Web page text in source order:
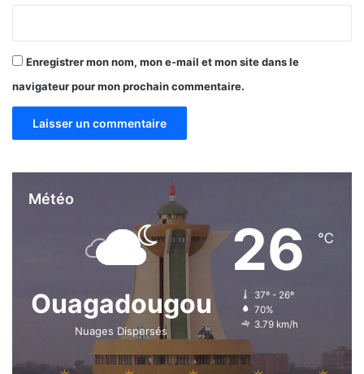
Enregistrer mon nom, mon e-mail et mon site dans le
navigateur pour mon prochain commentaire.
Météo
Ouagadougou
Nuages Dispersés
26 ℃
37º - 26º
70%
3.79 km/h